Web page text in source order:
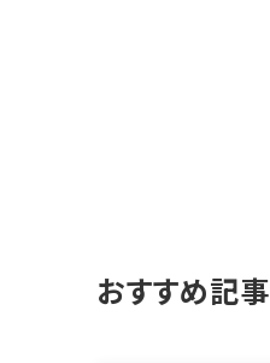
おすすめ記事